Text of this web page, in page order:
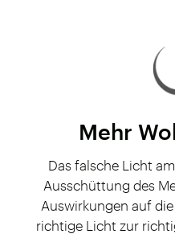
Mehr
Das falsche Licht
Ausschüttung des
Auswirkungen auf
richtige Licht zur